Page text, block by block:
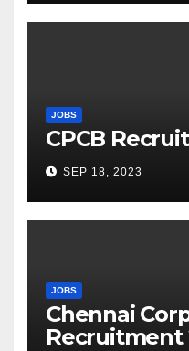
JOBS
CPCB
SEP 18, 2023
JOBS
Chennai
Recruitment